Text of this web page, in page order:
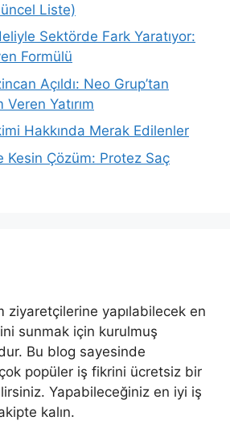
Liste)
Sektörde Fark Yaratıyor:
Formülü
Açıldı: Neo Grup’tan
Yatırım
Hakkında Merak Edilenler
Kesin Çözüm: Protez Saç
ziyaretçilerine yapılabilecek en
sunmak için kurulmuş
Bu blog sayesinde
popüler iş fikrini ücretsiz bir
Yapabileceğiniz en iyi iş
kalın.